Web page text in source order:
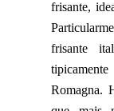
frisante,
frisante
Romagna.